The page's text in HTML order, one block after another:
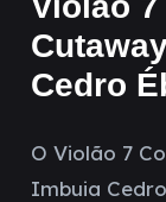
Cedro
O Violão 7
Imbuia